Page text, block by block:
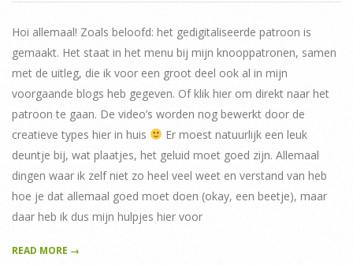
Hoi allemaal! Zoals beloofd: het gedigitaliseerde patroon is
gemaakt. Het staat in het menu bij mijn knooppatronen, samen
met de uitleg, die ik voor een groot deel ook al in mijn
voorgaande blogs heb gegeven. Of klik hier om direkt naar het
patroon te gaan. De video’s worden nog bewerkt door de
creatieve types hier in huis
Er moest natuurlijk een leuk
deuntje bij, wat plaatjes, het geluid moet goed zijn. Allemaal
dingen waar ik zelf niet zo heel veel weet en verstand van heb
hoe je dat allemaal goed moet doen (okay, een beetje), maar
daar heb ik dus mijn hulpjes hier voor
READ MORE →